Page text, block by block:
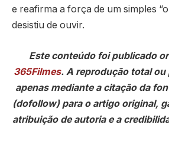
e reafirma a força de um simples
desistiu de ouvir.
Este conteúdo foi publicado
365Filmes. A reprodução total ou
apenas mediante a citação da
(dofollow) para o artigo original,
atribuição de autoria e a